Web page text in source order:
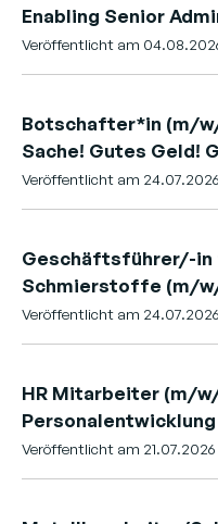
Enabling Senior
Veröffentlicht am
Botschafter*in (m/w/
Sache! Gutes Geld!
Veröffentlicht am
Geschäftsführer/-in
Schmierstoffe (m/
Veröffentlicht am
HR Mitarbeiter (m/
Personalentwicklung
Veröffentlicht am